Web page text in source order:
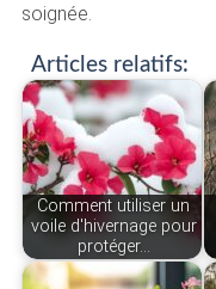
soignée.
Articles relatifs:
Comment utiliser un
voile d'hivernage pour
protéger…